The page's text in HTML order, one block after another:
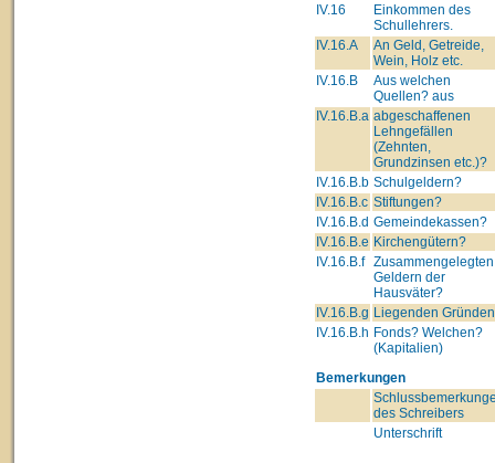
IV.16
Einkommen des
Schullehrers.
IV.16.A
An Geld, Getreide,
Wein, Holz etc.
IV.16.B
Aus welchen
Quellen? aus
IV.16.B.a abgeschaffenen
Lehngefällen
(Zehnten,
Grundzinsen etc.)?
IV.16.B.b Schulgeldern?
IV.16.B.c Stiftungen?
IV.16.B.d Gemeindekassen?
IV.16.B.e Kirchengütern?
IV.16.B.f Zusammengelegten
Geldern der
Hausväter?
IV.16.B.g Liegenden
IV.16.B.h Fonds? Welchen?
(Kapitalien)
Bemerkungen
des Schreibers
Unterschrift